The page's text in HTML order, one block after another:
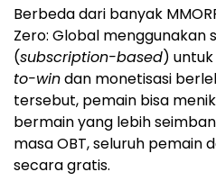
Berbeda dari banyak
Zero: Global menggunakan
(subscription-based)
to-windan monetisasi
tersebut, pemain bisa
bermain yang lebih
masa OBT, seluruh pemain
secara gratis.